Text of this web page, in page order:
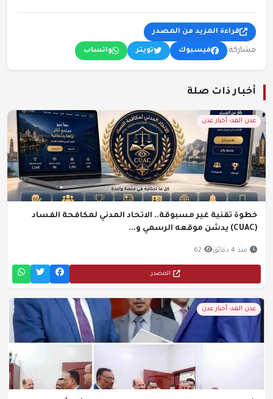
قراءة المزيد من المصدر
مشاركة: فيسبوك تويتر واتساب
أخبار ذات صلة
عدن الغد- أخبار عدن
خطوة تقنية غير مسبوقة.. الاتحاد المدني لمكافحة الفساد
(CUAC) يدشن موقعه الرسمي و...
منذ 4 دقائق 62
المصدر
عدن الغد- أخبار عدن